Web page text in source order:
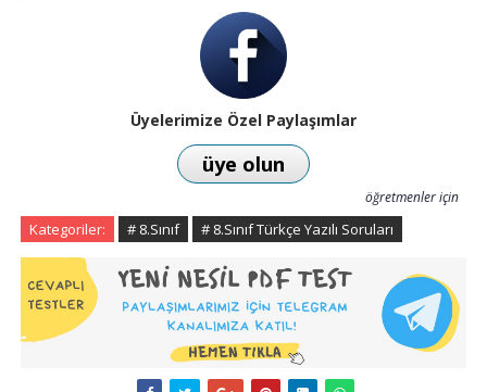
Üyelerimize Özel Paylaşımlar
üye olun
öğretmenler için
Kategoriler: # 8.Sınıf # 8.Sınıf Türkçe Yazılı Soruları